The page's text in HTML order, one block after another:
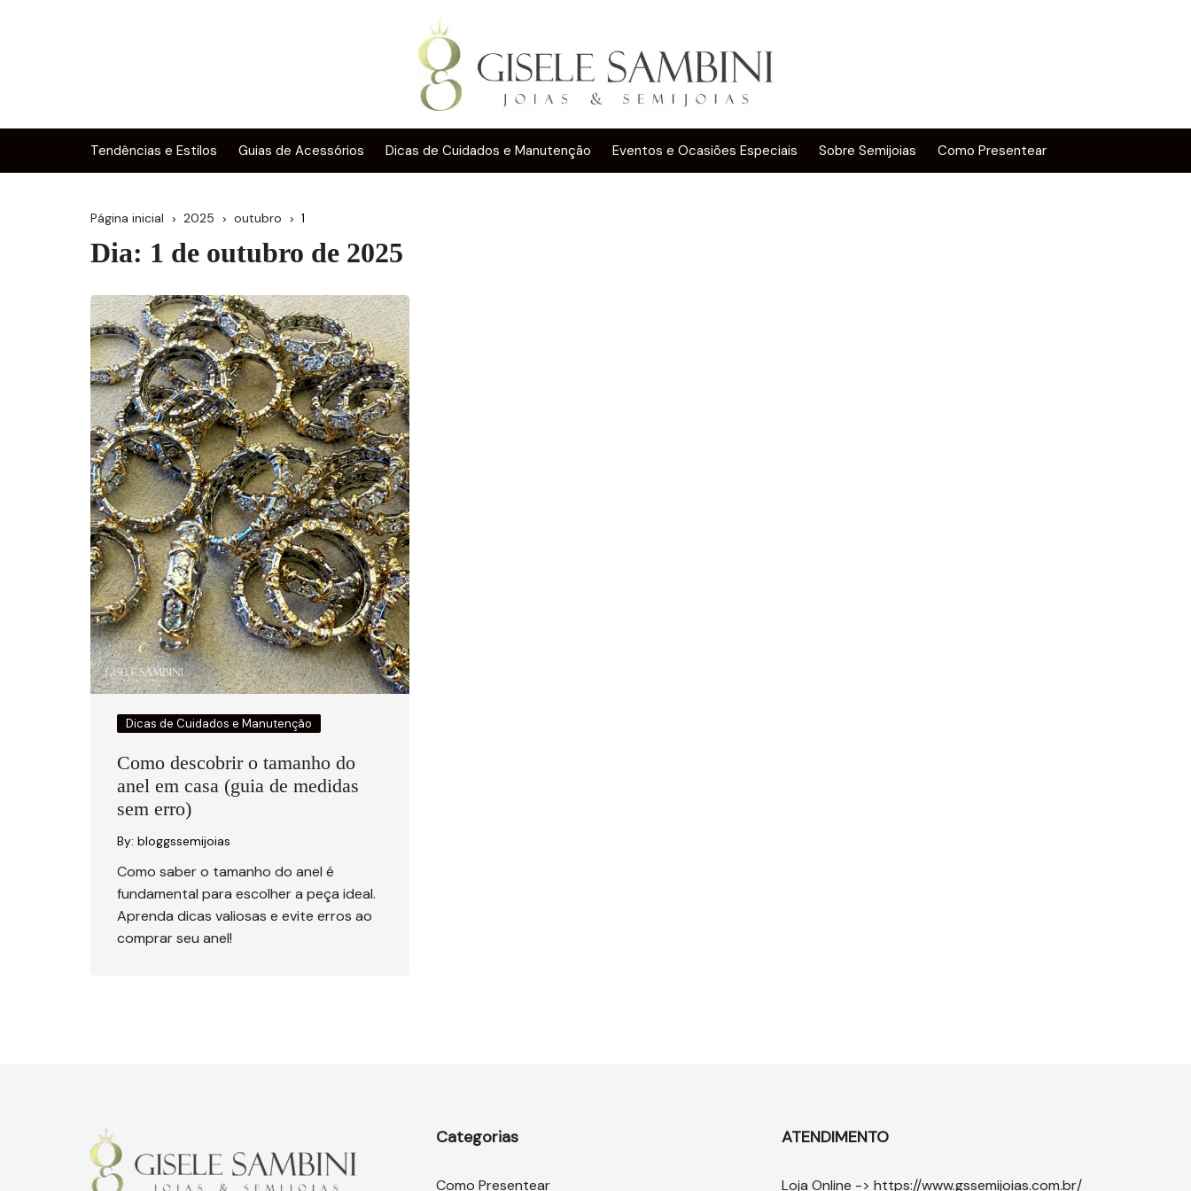
Tendências e Estilos Guias de Acessórios Dicas de Cuidados e Manutenção Eventos e Ocasiões Especiais Sobre Semijoias Como Presentear
Página inicial 2025 outubro 1
Dia: 1 de outubro de 2025
Dicas de Cuidados e Manutenção
Como descobrir o tamanho do
anel em casa (guia de medidas
sem erro)
By: bloggssemijoias
Como saber o tamanho do anel é
fundamental para escolher a peça ideal.
Aprenda dicas valiosas e evite erros ao
comprar seu anel!
Categorias
Como Presentear
ATENDIMENTO
Loja Online -> https://www.gssemijoias.com.br/